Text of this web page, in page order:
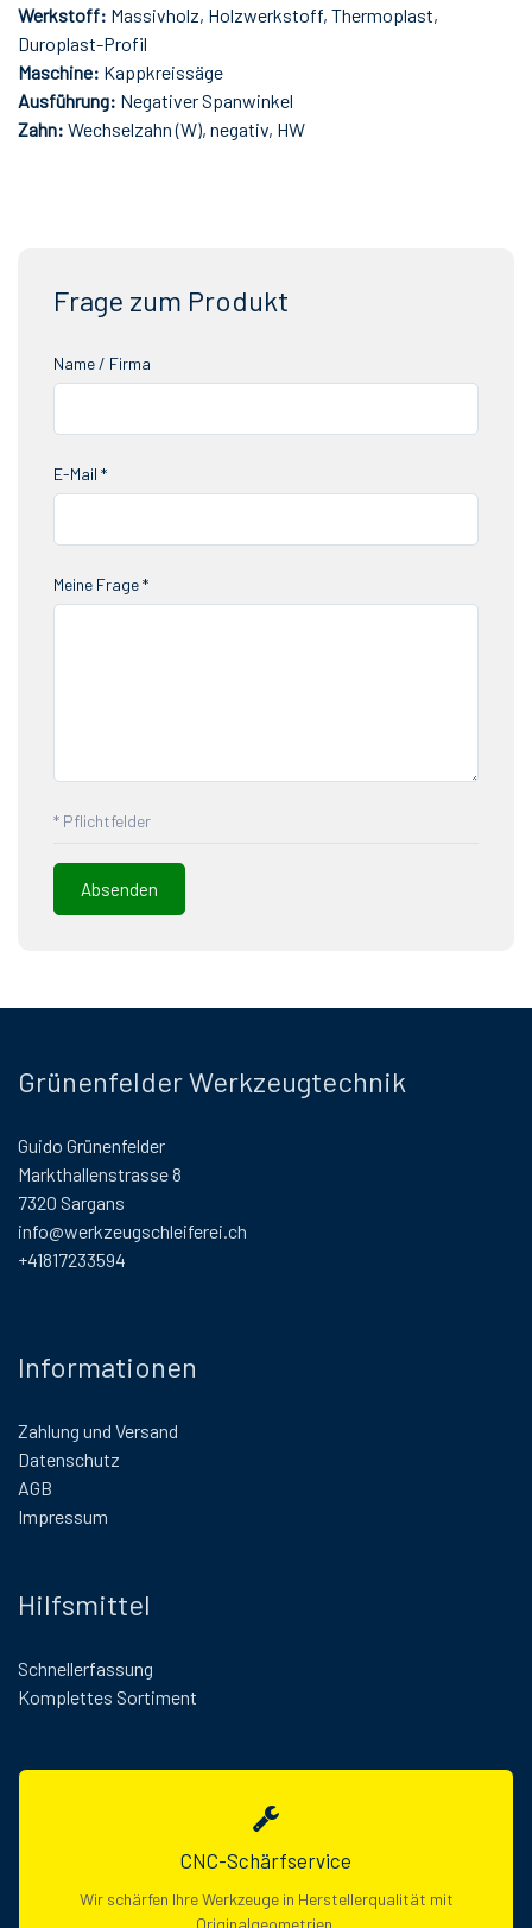
Werkstoff: Massivholz, Holzwerkstoff, Thermoplast,
Duroplast-Profil
Maschine: Kappkreissäge
Ausführung: Negativer Spanwinkel
Zahn: Wechselzahn (W), negativ, HW
Frage zum Produkt
Name / Firma
E-Mail *
Meine Frage *
* Pflichtfelder
Grünenfelder Werkzeugtechnik
Guido Grünenfelder
Markthallenstrasse 8
7320 Sargans
info@werkzeugschleiferei.ch
+41817233594
Informationen
Zahlung und Versand
Datenschutz
AGB
Impressum
Hilfsmittel
Schnellerfassung
Komplettes Sortiment
CNC-Schärfservice
Wir schärfen Ihre Werkzeuge in Herstellerqualität mit